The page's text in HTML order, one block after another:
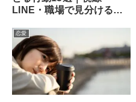
LINE・職場で見分ける方
恋愛